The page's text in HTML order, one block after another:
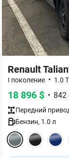
Renault
I поколение • 1.0
18 896 $ • 842
Передний
Бензин, 1.0 л